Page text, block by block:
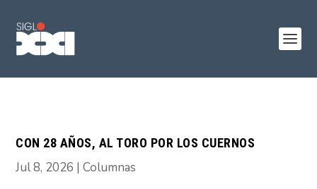
CON 28 AÑOS, AL TORO POR LOS CUERNOS
Jul 8, 2026 |Columnas